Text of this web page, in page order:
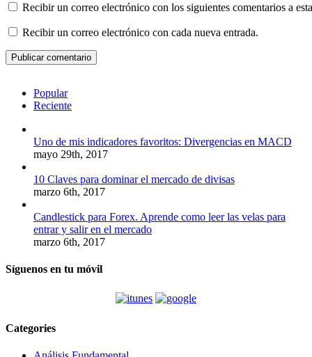
Recibir un correo electrónico con los siguientes comentarios a
Recibir un correo electrónico con cada nueva entrada.
Popular
Reciente
Uno de mis indicadores favoritos: Divergencias en MACD
mayo 29th, 2017
10 Claves para dominar el mercado de divisas
marzo 6th, 2017
Candlestick para Forex. Aprende como leer las velas para
entrar y salir en el mercado
marzo 6th, 2017
Síguenos en tu móvil
Categories